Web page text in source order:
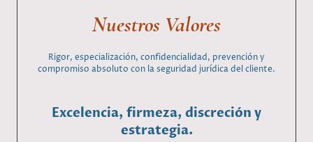
Nuestros Valores
Rigor, especialización, confidencialidad, prevención y
compromiso absoluto con la seguridad jurídica del cliente.
Excelencia, firmeza, discreción y
estrategia.